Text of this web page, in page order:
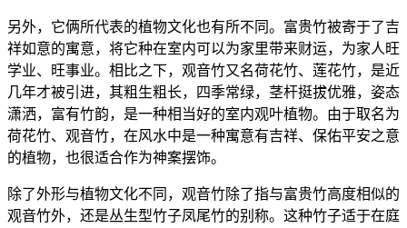
另外，它俩所代表的植物文化也有所不同。富贵竹被寄于了吉
祥如意的寓意，将它种在室内可以为家里带来财运，为家人旺
学业、旺事业。相比之下，观音竹又名荷花竹、莲花竹，是近
几年才被引进，其粗生粗长，四季常绿，茎杆挺拔优雅，姿态
潇洒，富有竹韵，是一种相当好的室内观叶植物。由于取名为
荷花竹、观音竹，在风水中是一种寓意有吉祥、保佑平安之意
的植物，也很适合作为神案摆饰。
除了外形与植物文化不同，观音竹除了指与富贵竹高度相似的
观音竹外，还是丛生型竹子凤尾竹的别称。这种竹子适于在庭